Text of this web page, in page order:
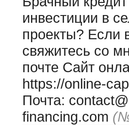
инвестиции в
проекты? Если
свяжитесь со
почте Сайт
https://online-
Почта:
financing.com